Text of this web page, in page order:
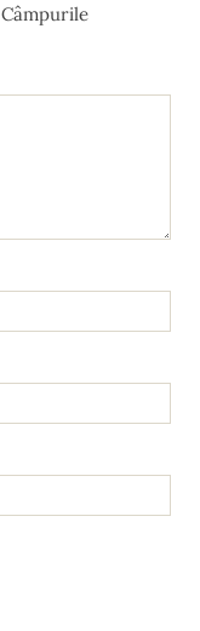
Câmpurile